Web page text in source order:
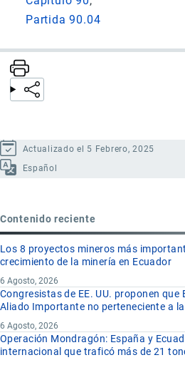
Partida 90.04
Actualizado el 5 Febrero, 2025
Español
Contenido reciente
Los 8 proyectos mineros más
crecimiento de la minería en Ecuador
6 Agosto, 2026
Congresistas de EE. UU. proponen que
Aliado Importante no perteneciente a la
6 Agosto, 2026
Operación Mondragón: España y
internacional que traficó más de 21